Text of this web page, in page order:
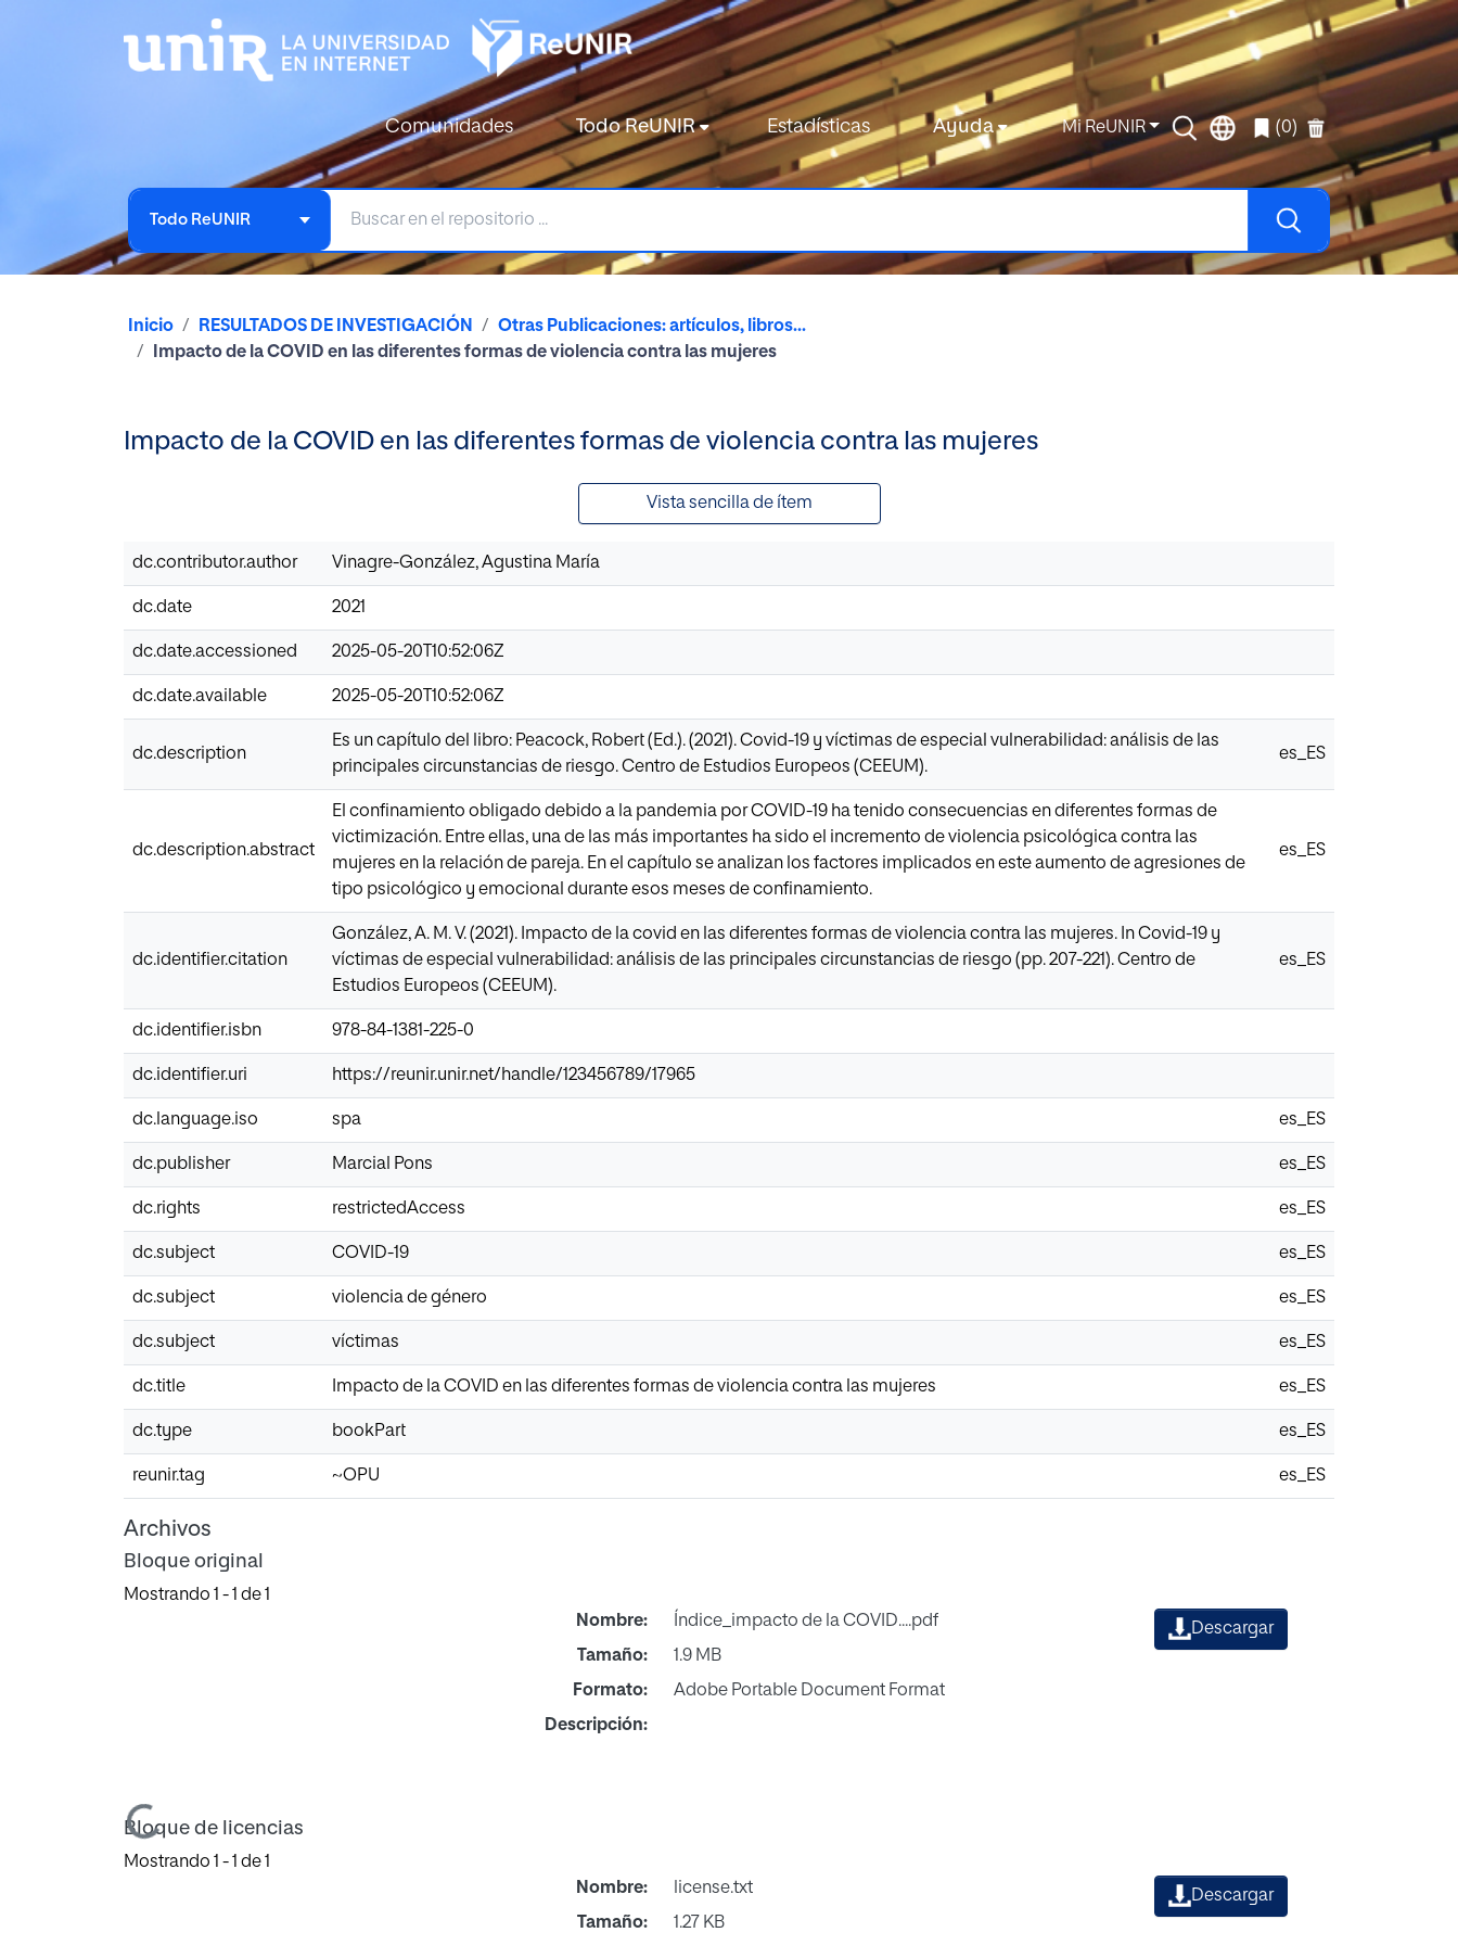
Comunidades Todo ReUNIR Estadísticas Ayuda Mi ReUNIR (0)
Todo ReUNIR
Inicio RESULTADOS DE INVESTIGACIÓN
Otras Publicaciones: artículos, libros...
Impacto de la COVID en las diferentes formas de violencia contra las mujeres
Impacto de la COVID en las diferentes formas de violencia contra las mujeres
Vista sencilla de ítem
dc.contributor.author Vinagre-González, Agustina María
dc.date 2021
dc.date.accessioned 2025-05-20T10:52:06Z
dc.date.available 2025-05-20T10:52:06Z
dc.description
Es un capítulo del libro: Peacock, Robert (Ed.). (2021). Covid-19 y víctimas de especial vulnerabilidad: análisis de las
principales circunstancias de riesgo. Centro de Estudios Europeos (CEEUM).
es_ES
dc.description.abstract
El confinamiento obligado debido a la pandemia por COVID-19 ha tenido consecuencias en diferentes formas de
victimización. Entre ellas, una de las más importantes ha sido el incremento de violencia psicológica contra las
mujeres en la relación de pareja. En el capítulo se analizan los factores implicados en este aumento de agresiones de
tipo psicológico y emocional durante esos meses de confinamiento.
es_ES
dc.identifier.citation
González, A. M. V. (2021). Impacto de la covid en las diferentes formas de violencia contra las mujeres. In Covid-19 y
víctimas de especial vulnerabilidad: análisis de las principales circunstancias de riesgo (pp. 207-221). Centro de
Estudios Europeos (CEEUM).
es_ES
dc.identifier.isbn 978-84-1381-225-0
dc.identifier.uri https://reunir.unir.net/handle/123456789/17965
dc.language.iso spa es_ES
dc.publisher Marcial Pons es_ES
dc.rights restrictedAccess es_ES
dc.subject COVID-19 es_ES
dc.subject violencia de género es_ES
dc.subject víctimas es_ES
dc.title Impacto de la COVID en las diferentes formas de violencia contra las mujeres es_ES
dc.type bookPart es_ES
reunir.tag ~OPU es_ES
Archivos
Bloque original
Mostrando 1 - 1 de 1
Cargando...
Nombre:
Índice_impacto de la COVID....pdf
Tamaño:
1.9 MB
Formato:
Adobe Portable Document Format
Descripción:
Descargar
Bloque de licencias
Mostrando 1 - 1 de 1
Nombre:
license.txt
Tamaño:
1.27 KB
Descargar